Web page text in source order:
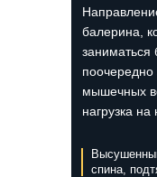
балерина,
заниматься
поочередно
мышечных
нагрузка на
спина,